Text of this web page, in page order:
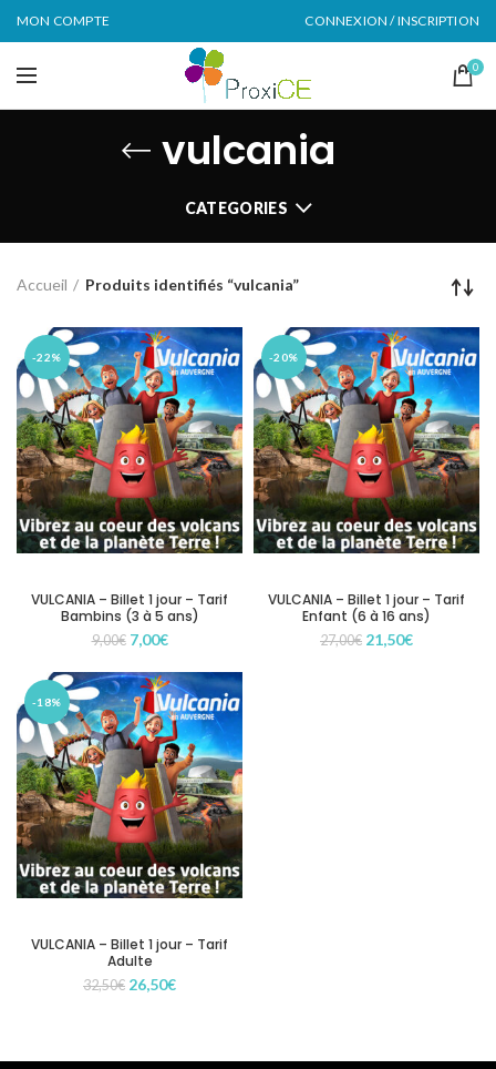
MON COMPTE CONNEXION / INSCRIPTION
0
vulcania
CATEGORIES
Accueil Produits identifiés “vulcania”
-22%
VULCANIA – Billet 1 jour – Tarif
Bambins (3 à 5 ans)
9,00€ Le
initial
était :
9,00€.
7,00€Le
actuel
est :
7,00€.
-20%
VULCANIA – Billet 1 jour – Tarif
Enfant (6 à 16 ans)
27,00€ Le
21,50€Le
-18%
VULCANIA – Billet 1 jour – Tarif
Adulte
32,50€ Le
32,50€.
26,50€Le
26,50€.